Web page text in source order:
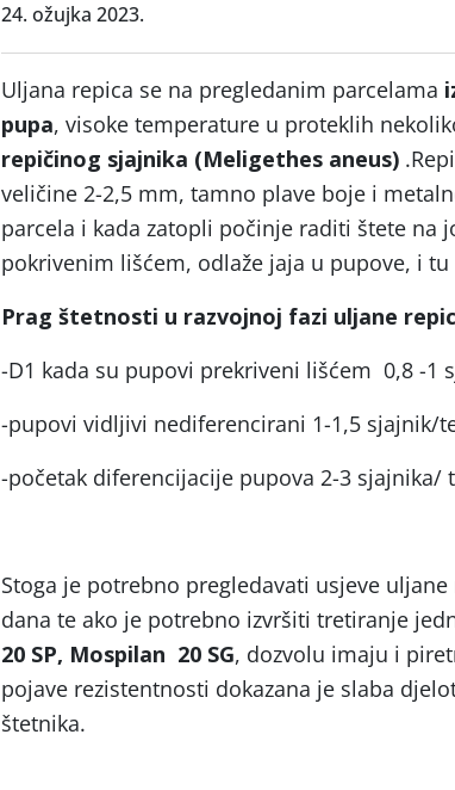
24. ožujka 2023.
Uljana repica se na pregledanim parcelama
pupa, visoke temperature u proteklih
repičinog sjajnika (Meligethes aneus)
veličine 2-2,5 mm, tamno plave boje i
parcela i kada zatopli počinje raditi štete na
pokrivenim lišćem, odlaže jaja u pupove, i tu
Prag štetnosti u razvojnoj fazi uljane
-D1 kada su pupovi prekriveni lišćem 0,8 -1
-pupovi vidljivi nediferencirani 1-1,5 sjajnik/
-početak diferencijacije pupova 2-3
Stoga je potrebno pregledavati usjeve
dana te ako je potrebno izvršiti tretiranje
20 SP, Mospilan 20 SG, dozvolu imaju i
pojave rezistentnosti dokazana je slaba
štetnika.